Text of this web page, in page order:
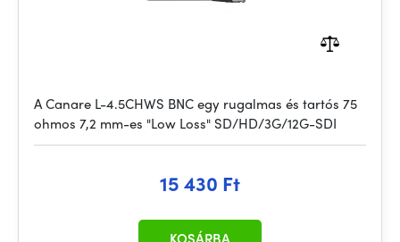
A Canare L-4.5CHWS BNC egy rugalmas és tartós 75
ohmos 7,2 mm-es "Low Loss" SD/HD/3G/12G-SDI
15 430 Ft